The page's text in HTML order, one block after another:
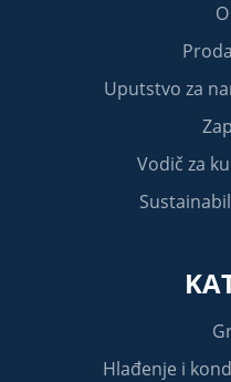
Uputstvo za
Vodič za
Hlađenje i